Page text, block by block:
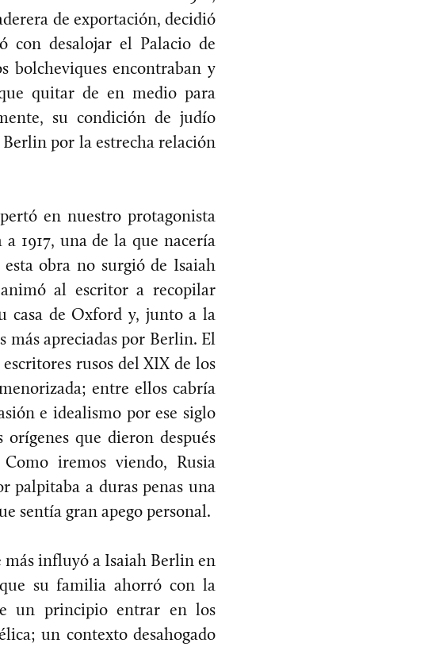
de exportación, decidió
con desalojar el Palacio de
bolcheviques encontraban y
quitar de en medio para
su condición de judío
por la estrecha relación
en nuestro protagonista
1917, una de la que nacería
obra no surgió de Isaiah
al escritor a recopilar
casa de Oxford y, junto a la
más apreciadas por Berlin. El
rusos del XIX de los
entre ellos cabría
e idealismo por ese siglo
que dieron después
iremos viendo, Rusia
a duras penas una
sentía gran apego personal.
influyó a Isaiah Berlin en
su familia ahorró con la
un principio entrar en los
un contexto desahogado